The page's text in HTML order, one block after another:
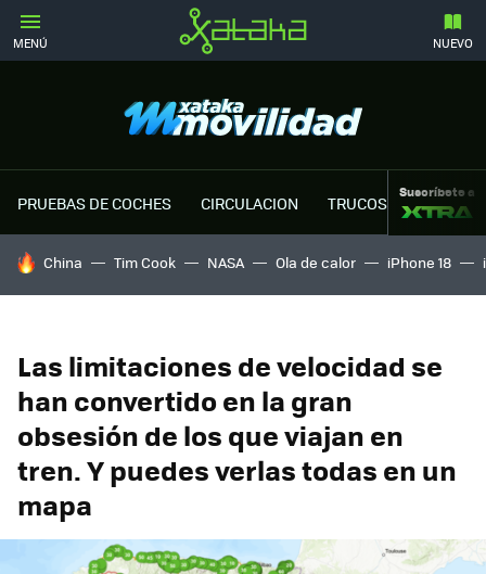
MENÚ NUEVO
PRUEBAS DE COCHES CIRCULACION TRUCOS MOTOR
Suscríbete a
HOY SE HABLA DE
China Tim Cook NASA Ola de calor iPhone 18
Las limitaciones de velocidad se
han convertido en la gran
obsesión de los que viajan en
tren. Y puedes verlas todas en un
mapa